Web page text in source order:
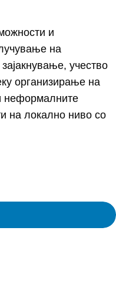
и
на
учество
организирање на
неформалните
на локално ниво со